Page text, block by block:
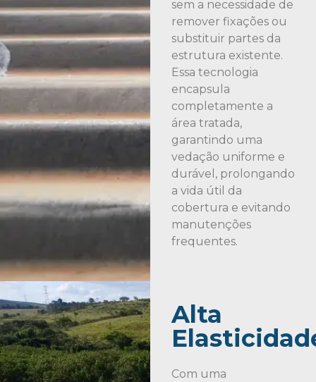
sem a necessidade de
remover fixações ou
substituir partes da
estrutura existente.
Essa tecnologia
encapsula
completamente a
área tratada,
garantindo uma
vedação uniforme e
durável, prolongando
a vida útil da
cobertura e evitando
manutenções
frequentes.
Alta
Com uma